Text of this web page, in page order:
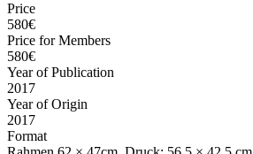
Price
580€
Price for Members
580€
Year of Publication
2017
Year of Origin
2017
Format